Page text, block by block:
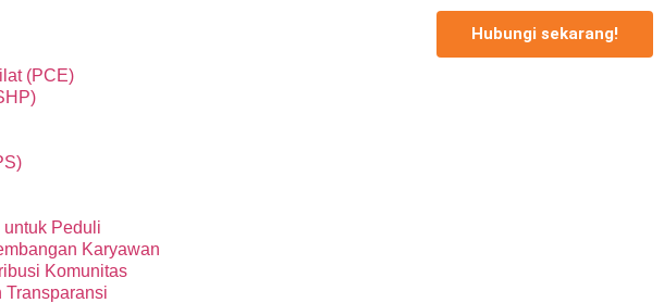
(PCE)
Peduli
Karyawan
Komunitas
Transparansi
Hubungi sekarang!